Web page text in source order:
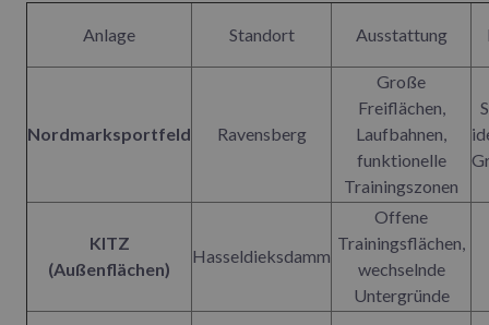
Anlage Standort Ausstattung
Nordmarksportfeld Ravensberg
Große
Freiflächen,
Laufbahnen,
funktionelle
Trainingszonen
KITZ
(Außenflächen)
Hasseldieksdamm
Offene
Trainingsflächen,
wechselnde
Untergründe